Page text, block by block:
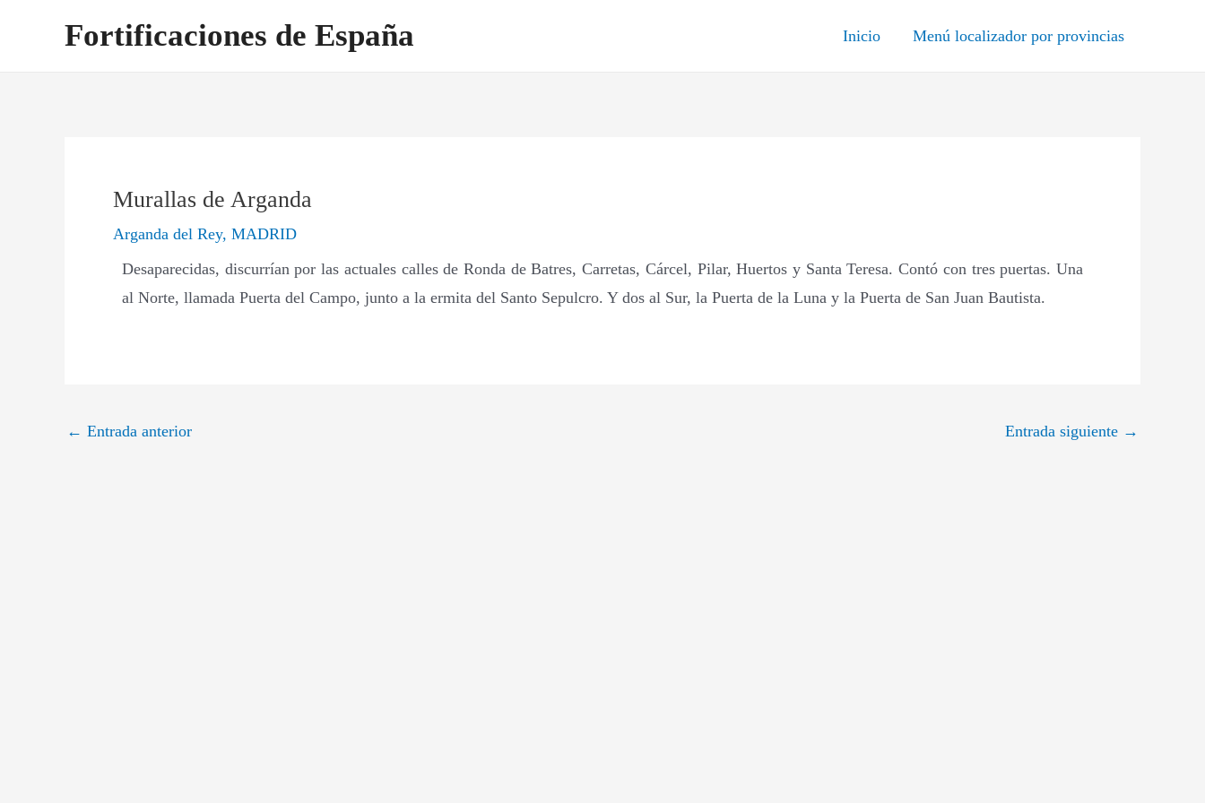
Fortificaciones de España Inicio Menú localizador por provincias
Murallas de Arganda
Arganda del Rey, MADRID
Desaparecidas, discurrían por las actuales calles de Ronda de Batres, Carretas, Cárcel, Pilar, Huertos y Santa Teresa. Contó con tres puertas. Una
al Norte, llamada Puerta del Campo, junto a la ermita del Santo Sepulcro. Y dos al Sur, la Puerta de la Luna y la Puerta de San Juan Bautista.
de
← Entrada anterior Entrada siguiente →